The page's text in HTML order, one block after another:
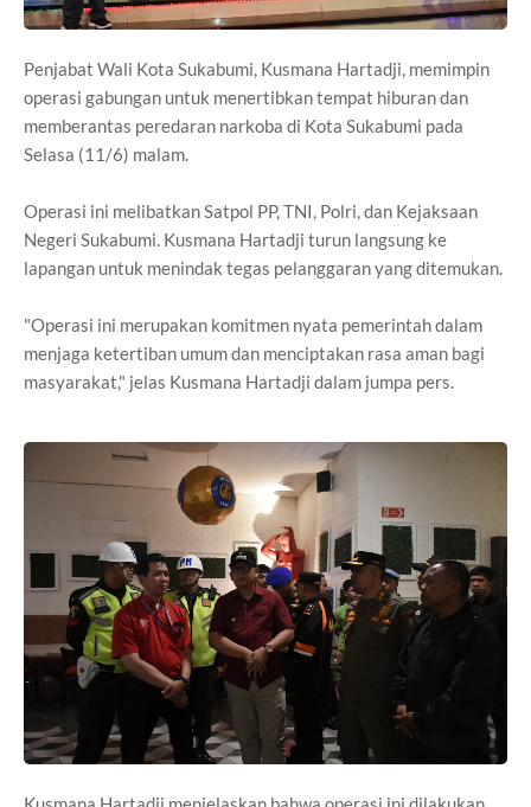
Penjabat Wali Kota Sukabumi, Kusmana Hartadji, memimpin
operasi gabungan untuk menertibkan tempat hiburan dan
memberantas peredaran narkoba di Kota Sukabumi pada
Selasa (11/6) malam.
Operasi ini melibatkan Satpol PP, TNI, Polri, dan Kejaksaan
Negeri Sukabumi. Kusmana Hartadji turun langsung ke
lapangan untuk menindak tegas pelanggaran yang ditemukan.
"Operasi ini merupakan komitmen nyata pemerintah dalam
menjaga ketertiban umum dan menciptakan rasa aman bagi
masyarakat," jelas Kusmana Hartadji dalam jumpa pers.